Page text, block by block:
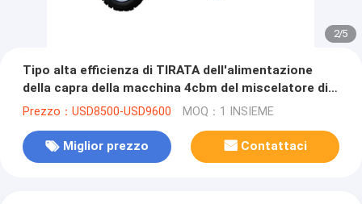
2/5
Tipo alta efficienza di TIRATA dell'alimentazione
della capra della macchina 4cbm del miscelatore di
DOMANI
Prezzo：USD8500-USD9600 MOQ：1 INSIEME
Miglior prezzo Contattaci